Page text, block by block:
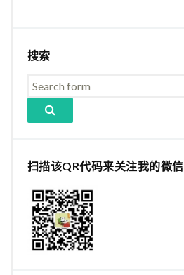
搜索
扫描该QR代码来关注我的微信